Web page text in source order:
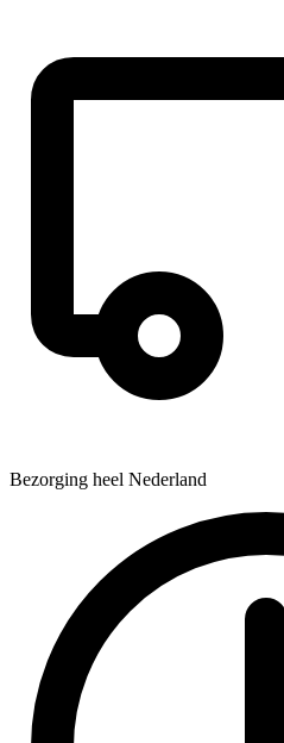
Bezorging heel Nederland